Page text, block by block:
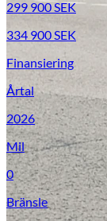
299 900SEK
334 900SEK
Finansiering
Årtal
2026
Mil
0
Bränsle